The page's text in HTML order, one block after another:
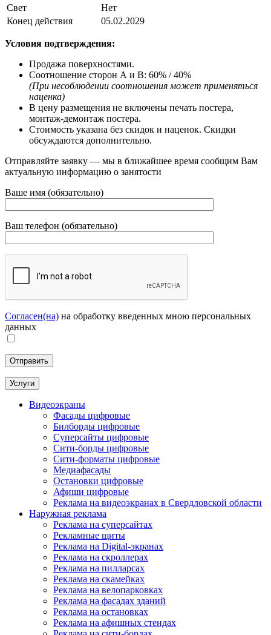
Свет
Нeт
Конец действия
05.02.2029
Условия подтверждения:
Продажа поверхностями.
Соотношение сторон А и В: 60% / 40%
(При несоблюдении соотношения может применяться
наценка)
В цену размещения не включены печать постера,
монтаж-демонтаж постера.
Стоимость указана без скидок и наценок. Скидки
обсуждаются дополнительно.
Отправляйте заявку — мы в ближайшее время сообщим Вам
актуальную информацию о занятости
Ваше имя (обязательно)
Ваш телефон (обязательно)
Согласен(на) на обработку введенных мною персональных
данных
Услуги
Видеоэкраны
Фасады цифровые
Билборды цифровые
Суперсайты цифровые
Сити-борды цифровые
Сити-форматы цифровые
Медиафасады
Остановки цифровые
Афиши цифровые
Реклама на видеоэкранах в Свердловской области
Наружная реклама
Реклама на суперсайтах
Рекламные щиты
Реклама на Digital-экранах
Реклама на скроллерах
Реклама на пилларсах
Реклама на скамейках
Реклама на велопарковках
Реклама на фасадах зданий
Реклама на остановках
Реклама на афишных стендах